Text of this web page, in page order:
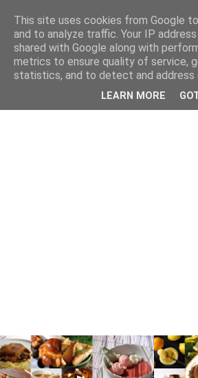
This site uses cookies from Google
and to analyze traffic. Your IP
shared with Google along with
metrics to ensure quality of service,
statistics, and to detect and address
LEARN MORE